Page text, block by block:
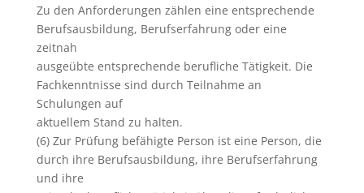
Zu den Anforderungen zählen eine entsprechende
Berufsausbildung, Berufserfahrung oder eine
zeitnah
ausgeübte entsprechende berufliche Tätigkeit. Die
Fachkenntnisse sind durch Teilnahme an
Schulungen auf
aktuellem Stand zu halten.
(6) Zur Prüfung befähigte Person ist eine Person, die
durch ihre Berufsausbildung, ihre Berufserfahrung
und ihre